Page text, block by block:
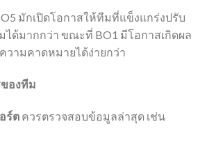
มักเปิดโอกาสให้ทีมที่แข็งแกร่งปรับ
ได้มากกว่า ขณะที่ BO1 มีโอกาสเกิดผล
ามคาดหมายได้ง่ายกว่า
องทีม
ร์ต ควรตรวจสอบข้อมูลล่าสุด เช่น